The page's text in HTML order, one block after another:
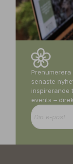
senaste
inspirerande
events –